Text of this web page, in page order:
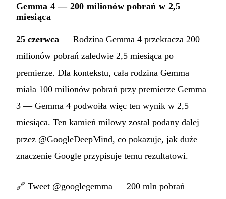
Gemma 4 — 200 milionów pobrań w 2,5
miesiąca
25 czerwca — Rodzina Gemma 4 przekracza 200
milionów pobrań zaledwie 2,5 miesiąca po
premierze. Dla kontekstu, cała rodzina Gemma
miała 100 milionów pobrań przy premierze Gemma
3 — Gemma 4 podwoiła więc ten wynik w 2,5
miesiąca. Ten kamień milowy został podany dalej
przez @GoogleDeepMind, co pokazuje, jak duże
znaczenie Google przypisuje temu rezultatowi.
🔗 Tweet @googlegemma — 200 mln pobrań